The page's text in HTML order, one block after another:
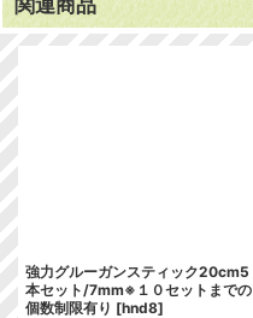
強力グルーガンスティック20cm5
本セット/7mm※１０セットまでの
個数制限有り [hnd8]